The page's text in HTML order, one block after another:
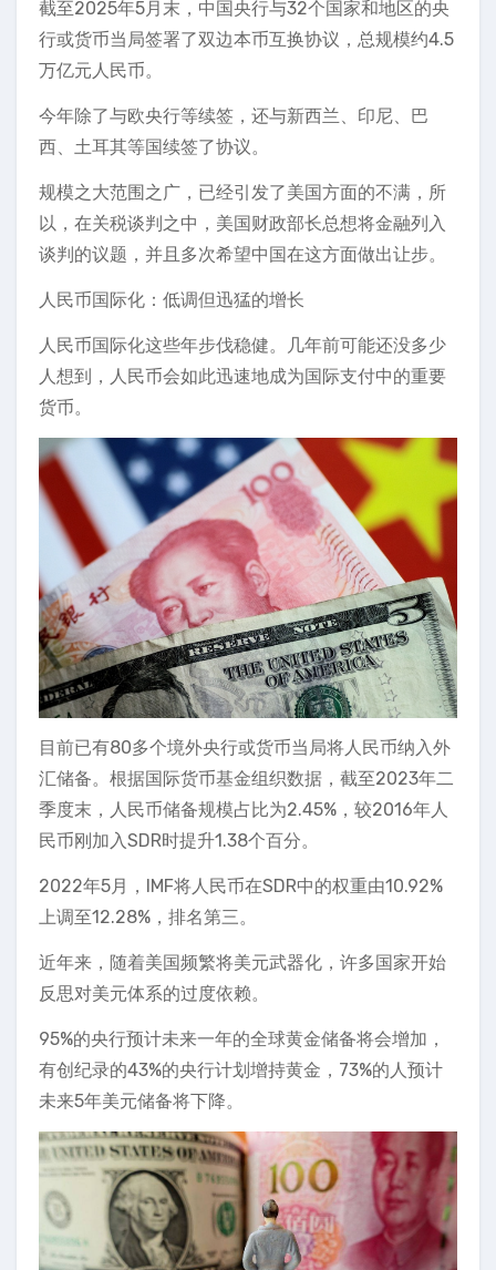
截至2025年5月末，中国央行与32个国家和地区的央
行或货币当局签署了双边本币互换协议，总规模约4.5
万亿元人民币。
今年除了与欧央行等续签，还与新西兰、印尼、巴
西、土耳其等国续签了协议。
规模之大范围之广，已经引发了美国方面的不满，所
以，在关税谈判之中，美国财政部长总想将金融列入
谈判的议题，并且多次希望中国在这方面做出让步。
人民币国际化：低调但迅猛的增长
人民币国际化这些年步伐稳健。几年前可能还没多少
人想到，人民币会如此迅速地成为国际支付中的重要
货币。
目前已有80多个境外央行或货币当局将人民币纳入外
汇储备。根据国际货币基金组织数据，截至2023年二
季度末，人民币储备规模占比为2.45%，较2016年人
民币刚加入SDR时提升1.38个百分。
2022年5月，IMF将人民币在SDR中的权重由10.92%
上调至12.28%，排名第三。
近年来，随着美国频繁将美元武器化，许多国家开始
反思对美元体系的过度依赖。
95%的央行预计未来一年的全球黄金储备将会增加，
有创纪录的43%的央行计划增持黄金，73%的人预计
未来5年美元储备将下降。